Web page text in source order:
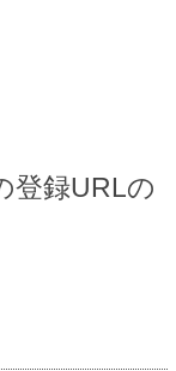
登録URLの